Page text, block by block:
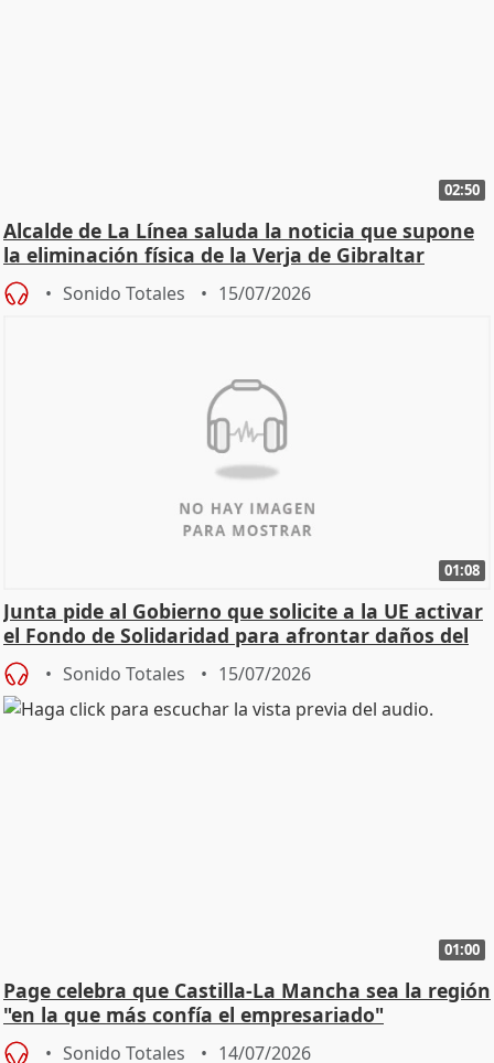
02:50
Alcalde de La Línea saluda la noticia que supone
la eliminación física de la Verja de Gibraltar
Sonido Totales 15/07/2026
01:08
Junta pide al Gobierno que solicite a la UE activar
el Fondo de Solidaridad para afrontar daños del
Sonido Totales 15/07/2026
01:00
Page celebra que Castilla-La Mancha sea la región
"en la que más confía el empresariado"
Sonido Totales 14/07/2026